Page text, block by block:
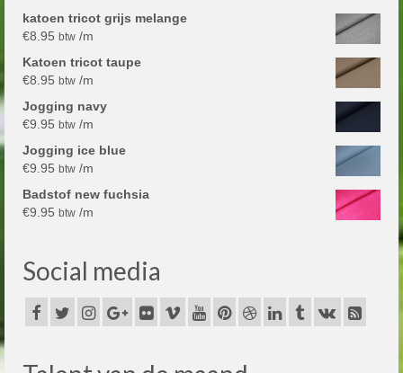
katoen tricot grijs melange
€8.95 btw /m
Katoen tricot taupe
€8.95 btw /m
Jogging navy
€9.95 btw /m
Jogging ice blue
€9.95 btw /m
Badstof new fuchsia
€9.95 btw /m
Social media